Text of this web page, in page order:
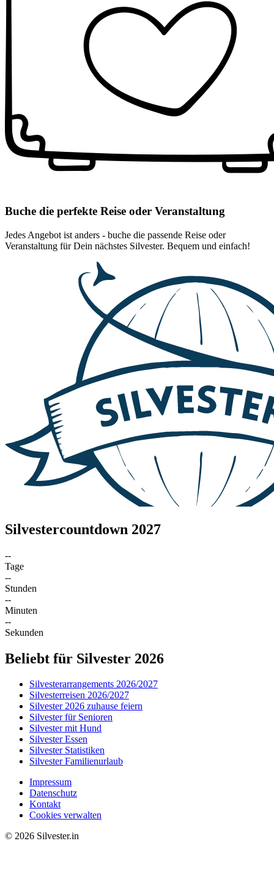
Buche die perfekte Reise oder Veranstaltung
Jedes Angebot ist anders - buche die passende Reise oder
Veranstaltung für Dein nächstes Silvester. Bequem und einfach!
Silvestercountdown 2027
--
Tage
--
Stunden
--
Minuten
--
Sekunden
Beliebt für Silvester 2026
Silvesterarrangements 2026/2027
Silvesterreisen 2026/2027
Silvester 2026 zuhause feiern
Silvester für Senioren
Silvester mit Hund
Silvester Essen
Silvester Statistiken
Silvester Familienurlaub
Impressum
Datenschutz
Kontakt
Cookies verwalten
© 2026 Silvester.in